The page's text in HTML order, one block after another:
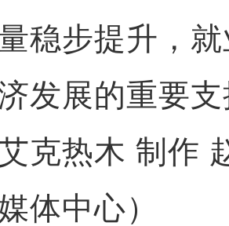
稳步提升，
发展的重要
热木 制作
体中心）
人机直播助力新疆喀什万